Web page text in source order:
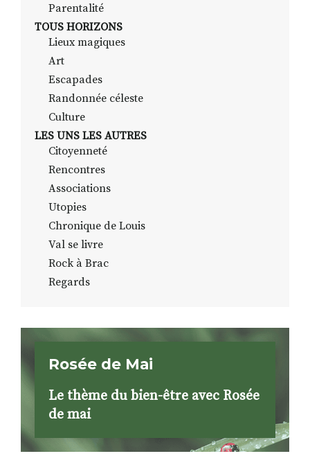
Parentalité
TOUS HORIZONS
Lieux magiques
Art
Escapades
Randonnée céleste
Culture
LES UNS LES AUTRES
Citoyenneté
Rencontres
Associations
Utopies
Chronique de Louis
Val se livre
Rock à Brac
Regards
Rosée de Mai
Le thème du bien-être avec Rosée
de mai